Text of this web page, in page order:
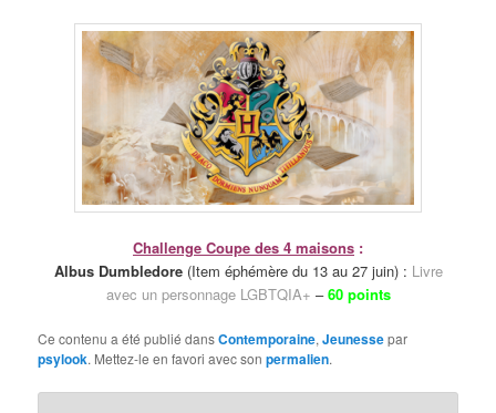
Challenge Coupe des 4 maisons :
Albus Dumbledore (Item éphémère du 13 au 27 juin) : Livre
avec un personnage LGBTQIA+ –60 points
Ce contenu a été publié dansContemporaine,Jeunessepar
psylook. Mettez-le en favori avec sonpermalien.